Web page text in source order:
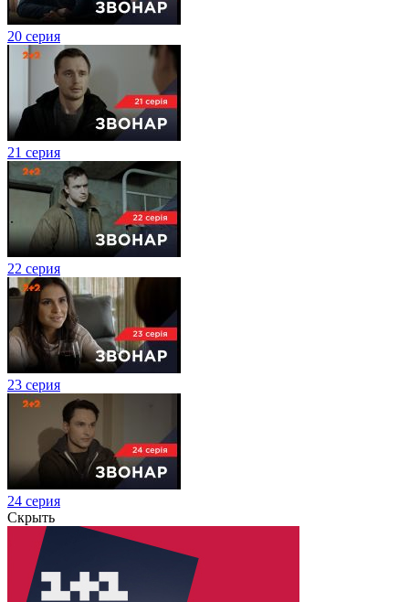
20 серия
21 серия
22 серия
23 серия
24 серия
Скрыть